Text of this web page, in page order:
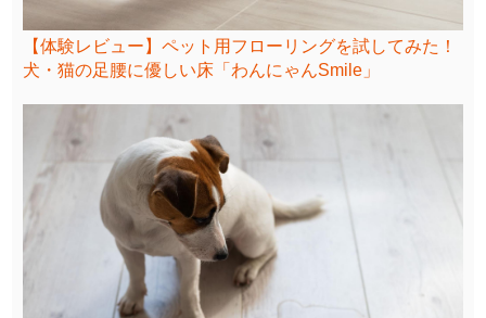
【体験レビュー】ペット用フローリングを試してみた！
犬・猫の足腰に優しい床「わんにゃんSmile」